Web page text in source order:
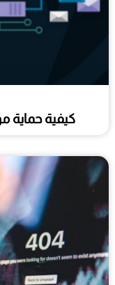
كيفية حماية